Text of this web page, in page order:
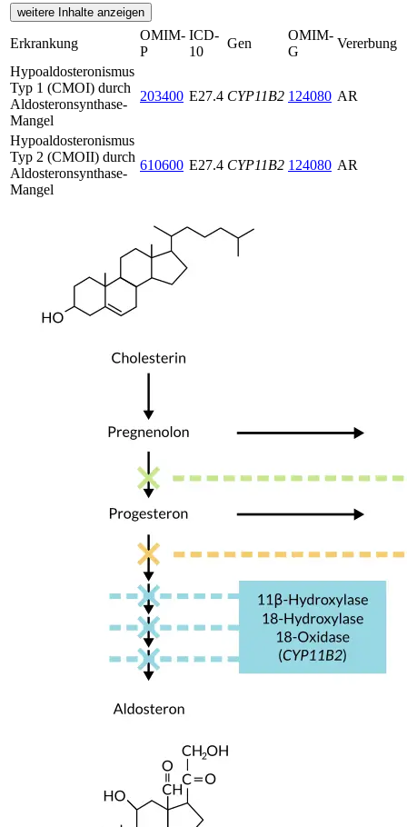
weitere Inhalte anzeigen
Erkrankung
OMIM-
P
ICD-
10
Gen
OMIM-
G
Vererbung
Hypoaldosteronismus
Typ 1 (CMOI) durch
Aldosteronsynthase-
Mangel
203400 E27.4 CYP11B2 124080 AR
Hypoaldosteronismus
Typ 2 (CMOII) durch
Aldosteronsynthase-
Mangel
610600 E27.4 CYP11B2 124080 AR